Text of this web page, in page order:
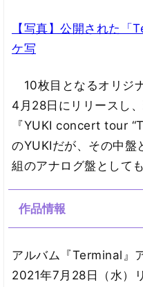
【写真】公開された「
ケ写
10枚目となるオリジ
4月28日にリリースし
『YUKI concert tour
のYUKIだが、その中盤
組のアナログ盤として
作品情報
アルバム『Terminal』
2021年7月28日（水）